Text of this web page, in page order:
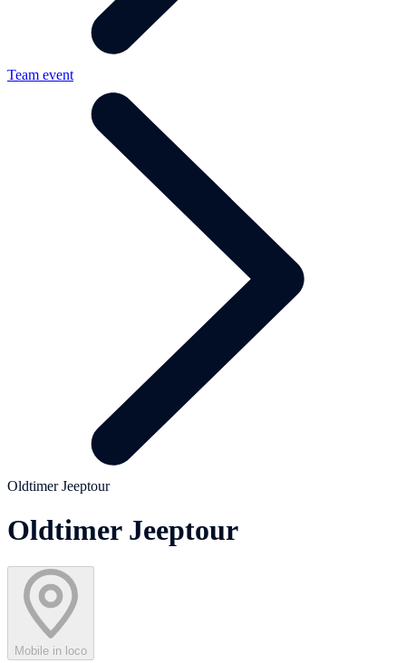
Team event
Oldtimer Jeeptour
Oldtimer Jeeptour
Mobile in loco